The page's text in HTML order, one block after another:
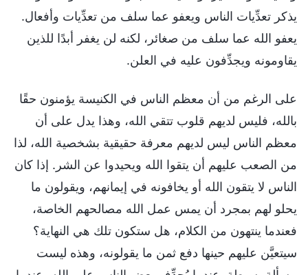
يذكر تعدِّيات الناس ويعفو عما سلف من تعدِّيات وأفعال.
يعفو الله عما سلف من صغائر، لكنه لن يغفر أبدًا للذين
يقاومونه ويجدِّفون عليه في العلن.
على الرغم من أن معظم الناس في الكنيسة يؤمنون حقًا
بالله، فليس لديهم قلوب تتقي الله، وهذا يدل على أن
معظم الناس ليس لديهم معرفة حقيقية بشخصية الله، لذا
من الصعب عليهم أن يتقوا الله ويحيدوا عن الشر. إذا كان
الناس لا يتقون الله أو يخافونه في إيمانهم، ويقولون ما
يحلو لهم بمجرد أن يمس عمل الله مصالحهم الخاصة،
فعندما ينتهون من الكلام، هل ستكون تلك هي النهاية؟
سيتعيَّن عليهم حينها دفع ثمن ما يقولونه، وهذه ليست